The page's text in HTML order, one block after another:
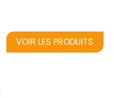
VOIR LES PRODUITS